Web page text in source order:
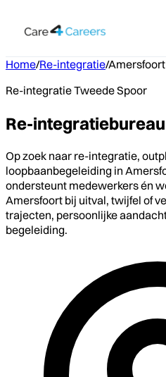
Home/Re-integratie/Amersfoort
Re-integratie Tweede Spoor
Re-
Op zoek naar re-integratie,
loopbaanbegeleiding in
ondersteunt medewerkers én
Amersfoort bij uitval, twijfel of
trajecten, persoonlijke
begeleiding.